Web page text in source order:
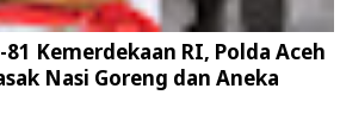
Kemerdekaan RI, Polda Aceh
Nasi Goreng dan Aneka